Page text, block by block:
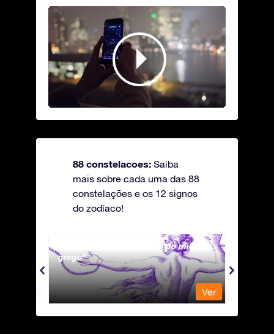
88 constelacoes: Saiba
mais sobre cada uma das 88
constelações e os 12 signos
do zodíaco!
Andromeda - A Princesa do mito
grego
Ver